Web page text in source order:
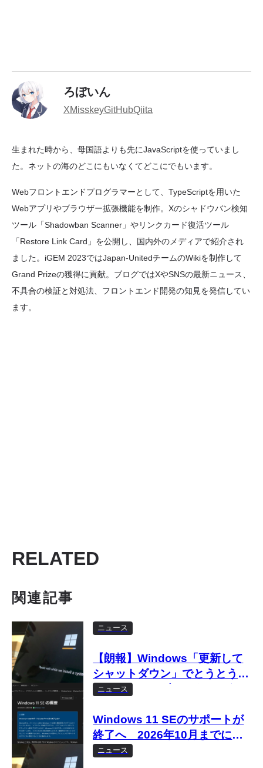
ろぼいん
XMisskeyGitHubQiita
生まれた時から、母国語よりも先にJavaScriptを使っていまし
た。ネットの海のどこにもいなくてどこにでもいます。
Webフロントエンドプログラマーとして、TypeScriptを用いた
Webアプリやブラウザー拡張機能を制作。Xのシャドウバン検知
ツール「Shadowban Scanner」やリンクカード復活ツール
「Restore Link Card」を公開し、国内外のメディアで紹介され
ました。iGEM 2023ではJapan-UnitedチームのWikiを制作して
Grand Prizeの獲得に貢献。ブログではXやSNSの最新ニュース、
不具合の検証と対処法、フロントエンド開発の知見を発信してい
ます。
RELATED
関連記事
ニュース
【朗報】Windows「更新して
シャットダウン」でとうとう本
当にシャットダウンするように
ニュース
Windows 11 SEのサポートが
終了へ 2026年10月までに移
行を
ニュース